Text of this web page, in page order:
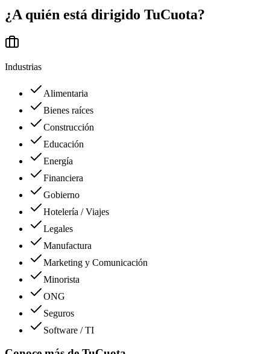
¿A quién está dirigido TuCuota?
Industrias
Alimentaria
Bienes raíces
Construcción
Educación
Energía
Financiera
Gobierno
Hotelería / Viajes
Legales
Manufactura
Marketing y Comunicación
Minorista
ONG
Seguros
Software / TI